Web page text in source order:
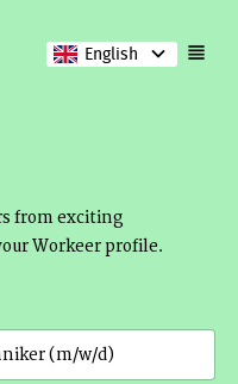
English
from exciting
Workeer profile.